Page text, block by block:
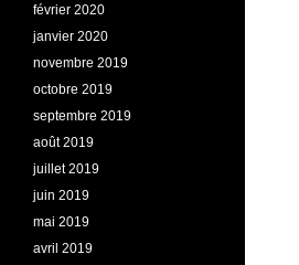
février 2020
janvier 2020
novembre 2019
octobre 2019
septembre 2019
août 2019
juillet 2019
juin 2019
mai 2019
avril 2019